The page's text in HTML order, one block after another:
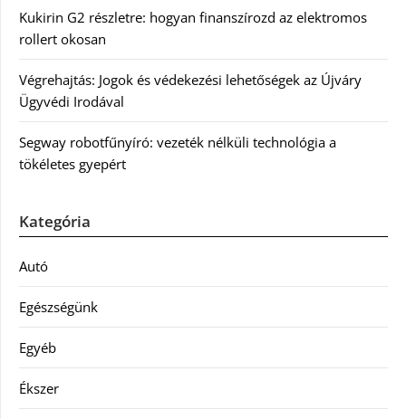
Kukirin G2 részletre: hogyan finanszírozd az elektromos
rollert okosan
Végrehajtás: Jogok és védekezési lehetőségek az Újváry
Ügyvédi Irodával
Segway robotfűnyíró: vezeték nélküli technológia a
tökéletes gyepért
Kategória
Autó
Egészségünk
Egyéb
Ékszer